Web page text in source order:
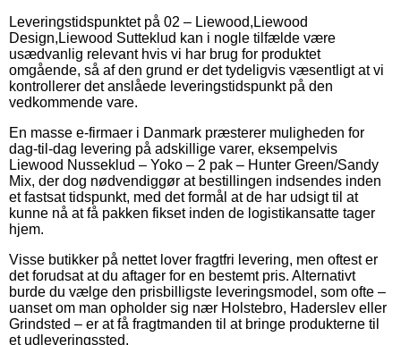
Leveringstidspunktet på 02 – Liewood,Liewood
Design,Liewood Sutteklud kan i nogle tilfælde være
usædvanlig relevant hvis vi har brug for produktet
omgående, så af den grund er det tydeligvis væsentligt at vi
kontrollerer det anslåede leveringstidspunkt på den
vedkommende vare.
En masse e-firmaer i Danmark præsterer muligheden for
dag-til-dag levering på adskillige varer, eksempelvis
Liewood Nusseklud – Yoko – 2 pak – Hunter Green/Sandy
Mix, der dog nødvendiggør at bestillingen indsendes inden
et fastsat tidspunkt, med det formål at de har udsigt til at
kunne nå at få pakken fikset inden de logistikansatte tager
hjem.
Visse butikker på nettet lover fragtfri levering, men oftest er
det forudsat at du aftager for en bestemt pris. Alternativt
burde du vælge den prisbilligste leveringsmodel, som ofte –
uanset om man opholder sig nær Holstebro, Haderslev eller
Grindsted – er at få fragtmanden til at bringe produkterne til
et udleveringssted.